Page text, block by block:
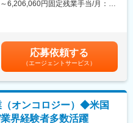
）※条件あり
トにアサインします
域も多数ございますので、スペ
も目指すことが可能です。
リスクが低いため、安心して就業
約300人のMR数を保って運営し
月前から面談を実施しているた
できますのでMRの成長機会を奪
6,206,060円固定残業手当/月：
手当支給※経験・能力などを考慮
までも目安の金額であり、選考
す。月給(月額)は固定手当を含め
応募依頼する
（エージェントサービス）
（オンコロジー）◆米国
界経験者多数活躍